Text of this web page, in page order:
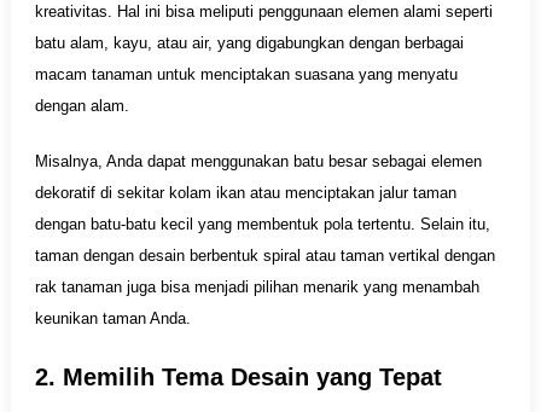
kreativitas. Hal ini bisa meliputi penggunaan elemen alami seperti
batu alam, kayu, atau air, yang digabungkan dengan berbagai
macam tanaman untuk menciptakan suasana yang menyatu
dengan alam.
Misalnya, Anda dapat menggunakan batu besar sebagai elemen
dekoratif di sekitar kolam ikan atau menciptakan jalur taman
dengan batu-batu kecil yang membentuk pola tertentu. Selain itu,
taman dengan desain berbentuk spiral atau taman vertikal dengan
rak tanaman juga bisa menjadi pilihan menarik yang menambah
keunikan taman Anda.
2. Memilih Tema Desain yang Tepat